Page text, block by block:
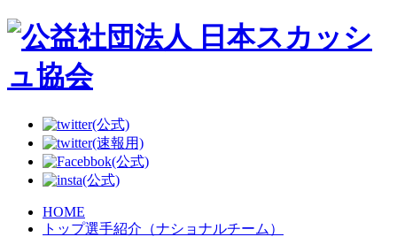
(公式)
(速報用)
(公式)
(公式)
HOME
トップ選手紹介（ナショナルチーム）